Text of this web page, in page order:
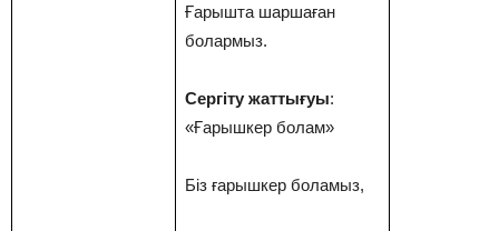
Ғарышта шаршаған
болармыз.
Сергіту жаттығуы:
«Ғарышкер болам»
Біз ғарышкер боламыз,